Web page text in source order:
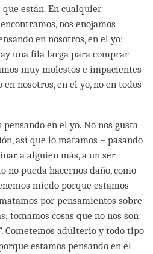
que están. En cualquier
nos enojamos
en nosotros, en el yo:
una fila larga para comprar
muy molestos e impacientes
nosotros, en el yo, no en todos
en el yo. No nos gusta
así que lo matamos – pasando
a alguien más, a un ser
no pueda hacernos daño, como
miedo porque estamos
por pensamientos sobre
tomamos cosas que no nos son
Cometemos adulterio y todo tipo
estamos pensando en el